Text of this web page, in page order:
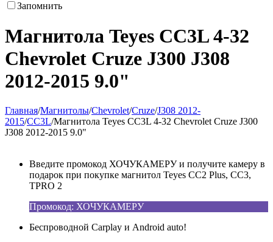
Запомнить
Магнитола Teyes CC3L 4-32
Chevrolet Cruze J300 J308
2012-2015 9.0"
Главная/Магнитолы/Chevrolet/Cruze/J308 2012-
2015/CC3L/Магнитола Teyes CC3L 4-32 Chevrolet Cruze J300
J308 2012-2015 9.0"
Введите промокод ХОЧУКАМЕРУ и получите камеру в
подарок при покупке магнитол Teyes CC2 Plus, CC3,
TPRO 2
Промокод: ХОЧУКАМЕРУ
Беспроводной Carplay и Android auto!